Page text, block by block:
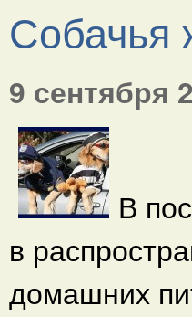
Собачья
9 сентября
В
в
домашних